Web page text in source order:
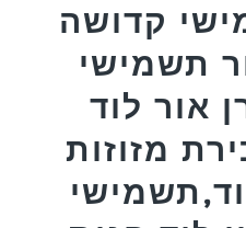
קדושה
תשמישי
אור לוד
מזוזות